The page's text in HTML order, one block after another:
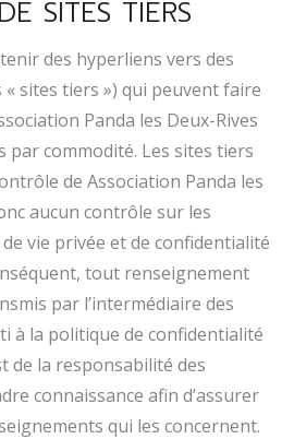
SITES TIERS
des hyperliens vers des
sites tiers ») qui peuvent faire
Panda les Deux-Rives
commodité. Les sites tiers
de Association Panda les
aucun contrôle sur les
vie privée et de confidentialité
tout renseignement
par l’intermédiaire des
à la politique de confidentialité
de la responsabilité des
connaissance afin d’assurer
qui les concernent.